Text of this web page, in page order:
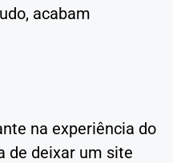
acabam
na experiência do
de deixar um site